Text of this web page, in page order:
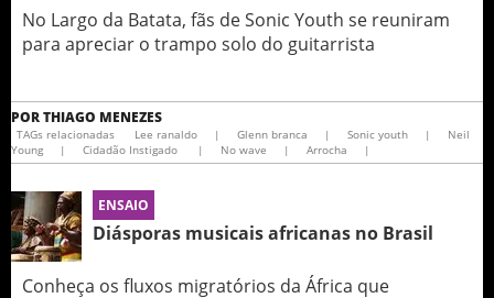
No Largo da Batata, fãs de Sonic Youth se reuniram
para apreciar o trampo solo do guitarrista
PORTHIAGO MENEZES
TAGs relacionadas Lee ranaldo | Glenn branca | Sonic youth |
Neil
Young
| Cidadão Instigado | No wave | Arrocha |
ENSAIO
Diásporas musicais africanas no Brasil
Conheça os fluxos migratórios da África que